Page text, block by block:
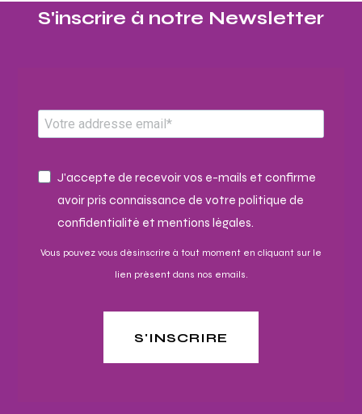
S'inscrire à notre Newsletter​
J'accepte de recevoir vos e-mails et confirme
avoir pris connaissance de votre politique de
confidentialité et mentions légales.
Vous pouvez vous désinscrire à tout moment en cliquant sur le
lien présent dans nos emails.
S'INSCRIRE